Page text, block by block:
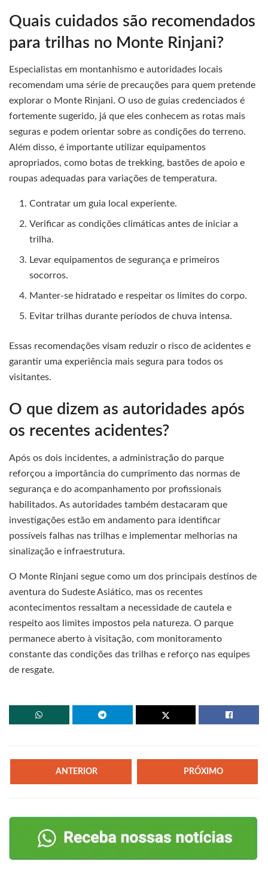
Quais cuidados são recomendados
para trilhas no Monte Rinjani?
Especialistas em montanhismo e autoridades locais
recomendam uma série de precauções para quem pretende
explorar o Monte Rinjani. O uso de guias credenciados é
fortemente sugerido, já que eles conhecem as rotas mais
seguras e podem orientar sobre as condições do terreno.
Além disso, é importante utilizar equipamentos
apropriados, como botas de trekking, bastões de apoio e
roupas adequadas para variações de temperatura.
Contratar um guia local experiente.
Verificar as condições climáticas antes de iniciar a
trilha.
Levar equipamentos de segurança e primeiros
socorros.
Manter-se hidratado e respeitar os limites do corpo.
Evitar trilhas durante períodos de chuva intensa.
Essas recomendações visam reduzir o risco de acidentes e
garantir uma experiência mais segura para todos os
visitantes.
O que dizem as autoridades após
os recentes acidentes?
Após os dois incidentes, a administração do parque
reforçou a importância do cumprimento das normas de
segurança e do acompanhamento por profissionais
habilitados. As autoridades também destacaram que
investigações estão em andamento para identificar
possíveis falhas nas trilhas e implementar melhorias na
sinalização e infraestrutura.
O Monte Rinjani segue como um dos principais destinos de
aventura do Sudeste Asiático, mas os recentes
acontecimentos ressaltam a necessidade de cautela e
respeito aos limites impostos pela natureza. O parque
permanece aberto à visitação, com monitoramento
constante das condições das trilhas e reforço nas equipes
de resgate.
ANTERIOR PRÓXIMO